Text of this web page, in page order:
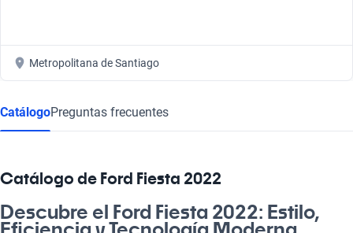
Metropolitana de Santiago
CatálogoPreguntas frecuentes
Catálogo de Ford Fiesta 2022
Descubre el Ford Fiesta 2022: Estilo,